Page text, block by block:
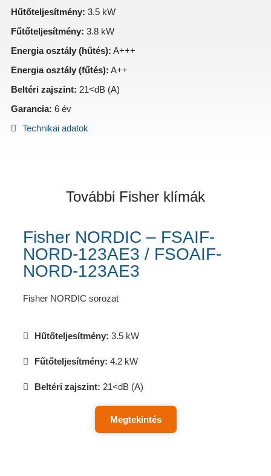
Hűtőteljesítmény: 3.5 kW
Fűtőteljesítmény: 3.8 kW
Energia osztály (hűtés): A+++
Energia osztály (fűtés): A++
Beltéri zajszint: 21<dB (A)
Garancia: 6 év
Technikai adatok
További Fisher klímák
Fisher NORDIC – FSAIF-
NORD-123AE3 / FSOAIF-
NORD-123AE3
Fisher NORDIC sorozat
Hűtőteljesítmény: 3.5 kW
Fűtőteljesítmény: 4.2 kW
Beltéri zajszint: 21<dB (A)
Megtekintés